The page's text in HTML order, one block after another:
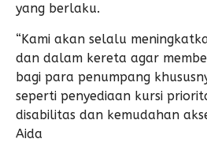
yang berlaku.
“Kami akan selalu
dan dalam kereta agar
bagi para penumpang
seperti penyediaan kursi
disabilitas dan kemudahan
Aida